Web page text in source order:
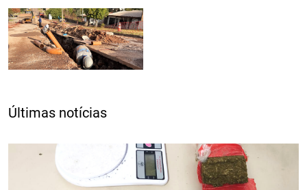
Últimas notícias